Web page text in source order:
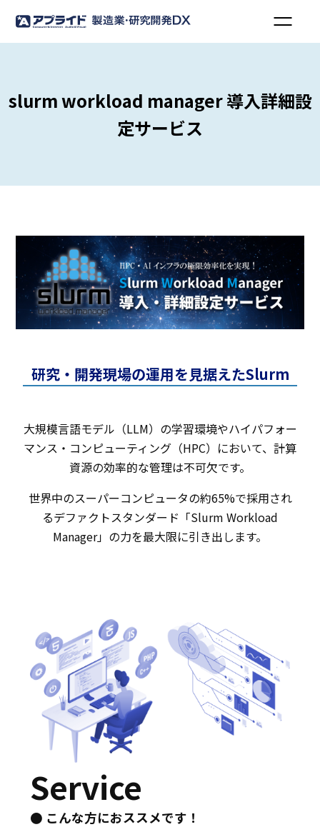
slurm workload manager 導入詳細設
定サービス
研究・開発現場の運用を見据えたSlurm
大規模言語モデル（LLM）の学習環境やハイパフォー
マンス・コンピューティング（HPC）において、計算
資源の効率的な管理は不可欠です。
世界中のスーパーコンピュータの約65%で採用され
るデファクトスタンダード「Slurm Workload
Manager」の力を最大限に引き出します。
Service
● こんな方におススメです！